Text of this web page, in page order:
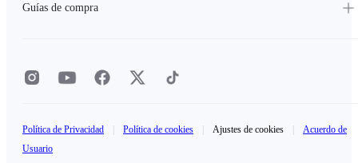
Guías de compra
Política de Privacidad Política de cookies Ajustes de cookies
Acuerdo de
Usuario